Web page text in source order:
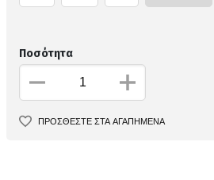
Ποσότητα
ΠΡΟΣΘΕΣΤΕ ΣΤΑ ΑΓΑΠΗΜΕΝΑ